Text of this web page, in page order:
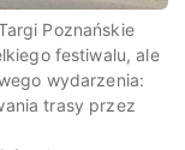
Poznańskie
festiwalu, ale
wydarzenia:
trasy przez